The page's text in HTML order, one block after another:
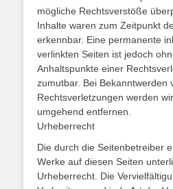
mögliche Rechtsverstöße
Inhalte waren zum Zeitpunkt
erkennbar. Eine permanente
verlinkten Seiten ist jedoch
Anhaltspunkte einer
zumutbar. Bei Bekanntwerden
Rechtsverletzungen werden
umgehend entfernen.
Urheberrecht
Die durch die Seitenbetreiber
Werke auf diesen Seiten
Urheberrecht. Die